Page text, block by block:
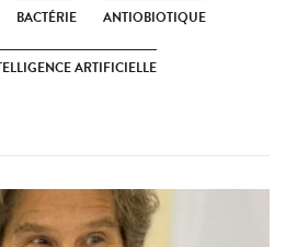
BACTÉRIE ANTIOBIOTIQUE
ARTIFICIELLE